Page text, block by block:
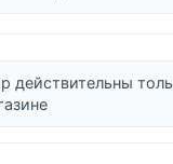
действительны